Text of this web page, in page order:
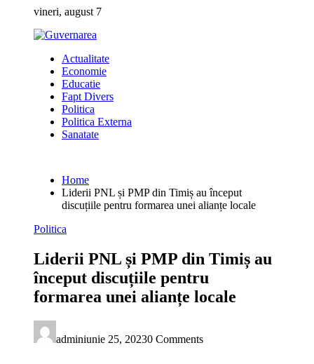
content
vineri, august 7
Actualitate
Economie
Educatie
Fapt Divers
Politica
Politica Externa
Sanatate
Home
Liderii PNL și PMP din Timiș au început
discuțiile pentru formarea unei alianțe locale
Politica
Liderii PNL și PMP din Timiș au
început discuțiile pentru
formarea unei alianțe locale
adminiunie 25, 20230 Comments